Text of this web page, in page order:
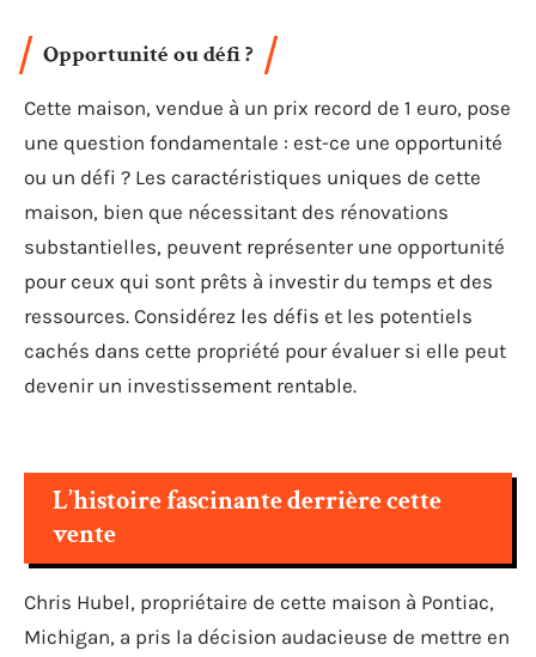
Opportunité ou défi ?
Cette maison, vendue à un prix record de 1 euro, pose
une question fondamentale : est-ce une opportunité
ou un défi ? Les caractéristiques uniques de cette
maison, bien que nécessitant des rénovations
substantielles, peuvent représenter une opportunité
pour ceux qui sont prêts à investir du temps et des
ressources. Considérez les défis et les potentiels
cachés dans cette propriété pour évaluer si elle peut
devenir un investissement rentable.
L’histoire fascinante derrière cette
vente
Chris Hubel, propriétaire de cette maison à Pontiac,
Michigan, a pris la décision audacieuse de mettre en